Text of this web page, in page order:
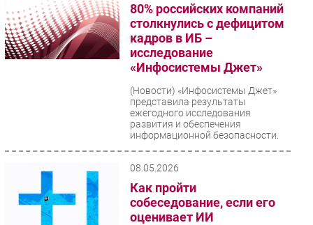
80% российских компаний
столкнулись с дефицитом
кадров в ИБ –
исследование
«Инфосистемы Джет»
(Новости) «Инфосистемы Джет»
представила результаты
ежегодного исследования
развития и обеспечения
информационной безопасности.
08.05.2026
Как пройти
собеседование, если его
оценивает ИИ